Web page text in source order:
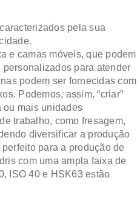
pela sua
e camas móveis, que podem
para atender
podem ser fornecidas com
Podemos, assim, “criar”
ou mais unidades
trabalho, como fresagem,
diversificar a produção
para a produção de
com uma ampla faixa de
ISO 40 e HSK63 estão